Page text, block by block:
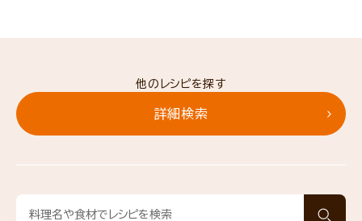
他のレシピを探す
詳細検索